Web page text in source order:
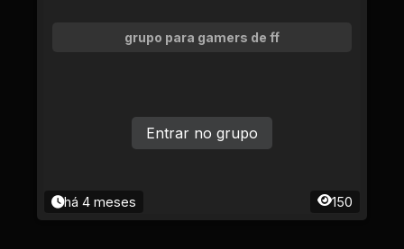
grupo para gamers de ff
há 4 meses 150
Entrar no grupo